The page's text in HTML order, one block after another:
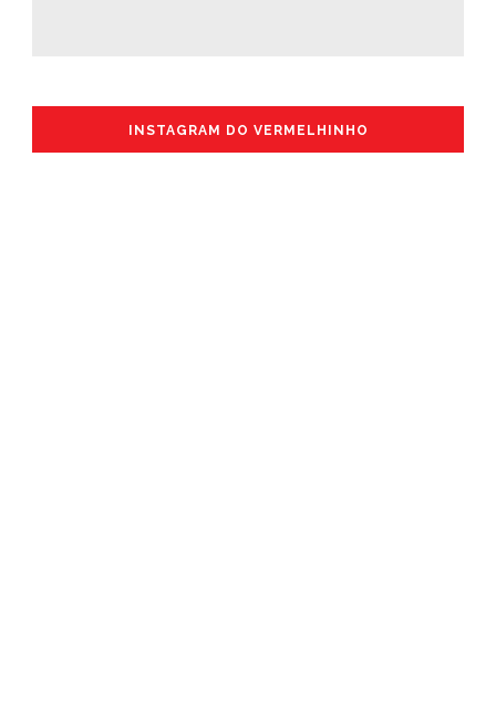
INSTAGRAM DO VERMELHINHO